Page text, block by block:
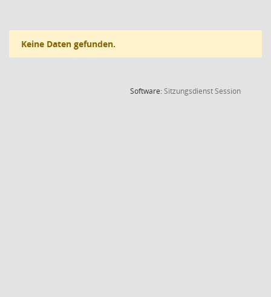
Keine Daten gefunden.
Software:SitzungsdienstSession(Wird in